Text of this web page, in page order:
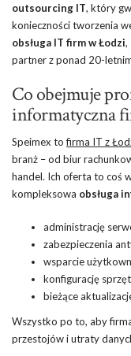
outsourcing IT, który
konieczności tworzenia
obsługa IT firm w Łodzi,
partner z ponad 20-
Co obejmuje
informatyczna
Speimex tofirma IT z
branż – od biur
handel. Ich oferta to coś
kompleksowa obsługa
administrację
zabezpieczenia
wsparcie
konfigurację
bieżące
Wszystko po to, aby
przestojów i utraty